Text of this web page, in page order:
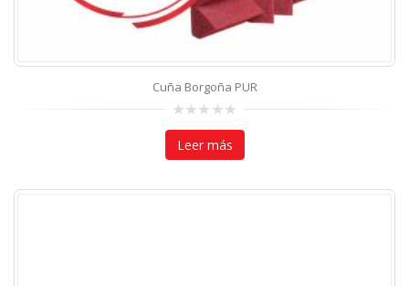
Cuña Borgoña PUR
0
out
5
Leer más